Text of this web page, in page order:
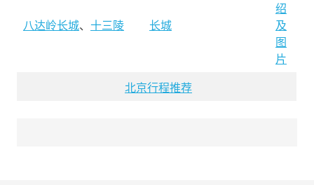
八达岭长城、 十三陵 长城
绍
及
图
片
北京行程推荐